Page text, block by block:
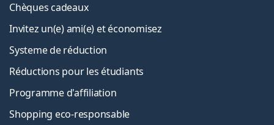
Chèques cadeaux
Invitez un(e) ami(e) et économisez
Systeme de réduction
Réductions pour les étudiants
Programme d'affiliation
Shopping eco-responsable